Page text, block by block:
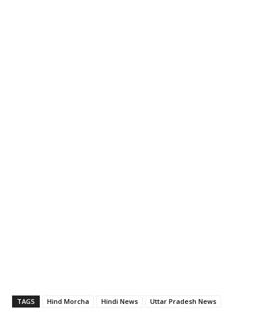
TAGS Hind Morcha Hindi News Uttar Pradesh News